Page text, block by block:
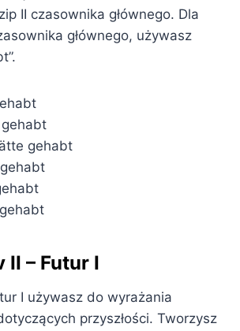
II czasownika głównego. Dla
głównego, używasz
gehabt
– Futur I
I używasz do wyrażania
przyszłości. Tworzysz